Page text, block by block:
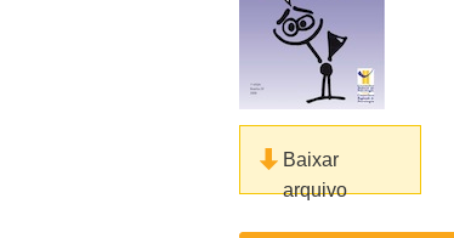
Baixar
arquivo